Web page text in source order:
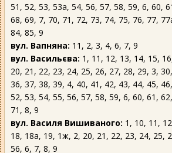
51, 52, 53, 53а, 54, 56, 57, 58, 59, 6, 60,
68, 69, 7, 70, 71, 72, 73, 74, 75, 76, 77,
84, 85, 9
вул. Вапняна: 11, 2, 3, 4, 6, 7, 9
вул. Васильєва: 1, 11, 12, 13, 14, 15,
20, 21, 22, 23, 24, 25, 26, 27, 28, 29, 3,
36, 37, 38, 39, 4, 40, 41, 42, 43, 44, 45,
52, 53, 54, 55, 56, 57, 58, 59, 6, 60, 61,
71, 8, 9
вул. Василя Вишиваного: 1, 10, 11,
18, 18а, 19, 1ж, 2, 20, 21, 22, 23, 24, 25,
56, 6, 7, 8, 9